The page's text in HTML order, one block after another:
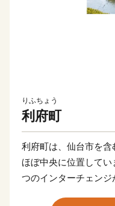
りふちょう
利府町
利府町は、仙台市を
ほぼ中央に位置してい
つのインターチェン